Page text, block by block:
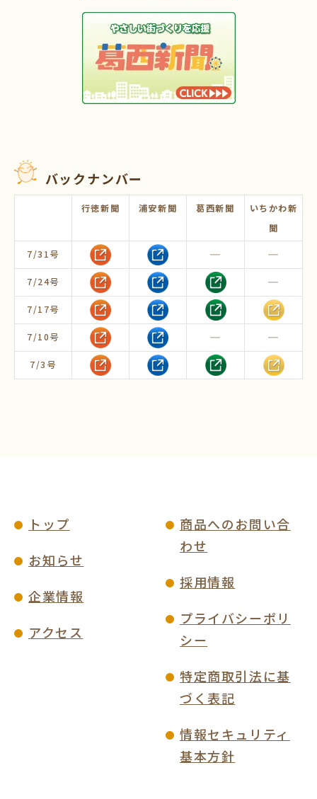
バックナンバー
行徳新聞 浦安新聞 葛西新聞
いちかわ新
聞
7/31号 ― ―
7/24号 ―
7/17号
7/10号 ― ―
7/3号
トップ
お知らせ
企業情報
アクセス
商品へのお問い合
わせ
採用情報
プライバシーポリ
シー
特定商取引法に基
づく表記
情報セキュリティ
基本方針